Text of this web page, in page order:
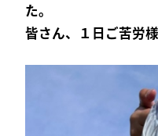
た。
皆さん、１日ご苦労